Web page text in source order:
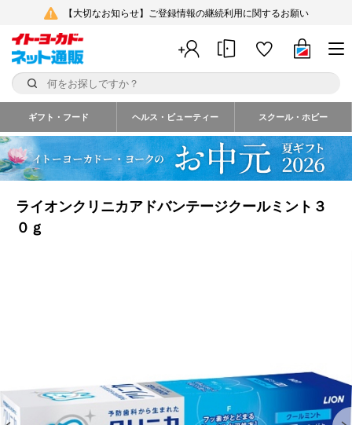
【大切なお知らせ】ご登録情報の継続利用に関するお願い
ギフト・フード ヘルス・ビューティー スクール・ホビー
ライオンクリニカアドバンテージクールミント３
０ｇ